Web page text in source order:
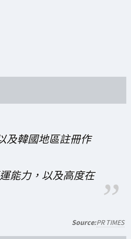
及韓國地區註冊作
能力，以及高度在
PR TIMES